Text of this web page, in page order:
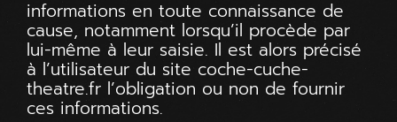
informations en toute connaissance de
cause, notamment lorsqu’il procède par
lui-même à leur saisie. Il est alors précisé
à l’utilisateur du site coche-cuche-
theatre.fr l’obligation ou non de fournir
ces informations.